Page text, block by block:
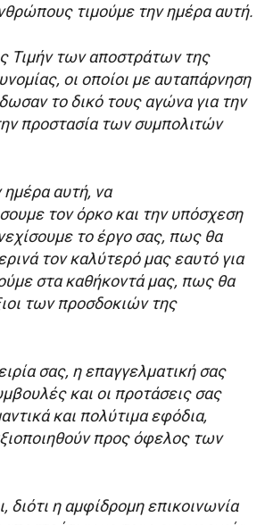
τιμούμε την ημέρα αυτή.
Τιμήν των αποστράτων της
οι οποίοι με αυταπάρνηση
το δικό τους αγώνα για την
προστασία των συμπολιτών
αυτή, να
τον όρκο και την υπόσχεση
το έργο σας, πως θα
τον καλύτερό μας εαυτό για
στα καθήκοντά μας, πως θα
των προσδοκιών της
σας, η επαγγελματική σας
και οι προτάσεις σας
και πολύτιμα εφόδια,
προς όφελος των
διότι η αμφίδρομη επικοινωνία